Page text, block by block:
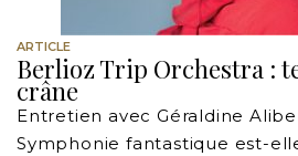
Berlioz Trip Orchestra :
crâne
ARTICLE
Entretien avec Géraldine
Symphonie fantastique est-